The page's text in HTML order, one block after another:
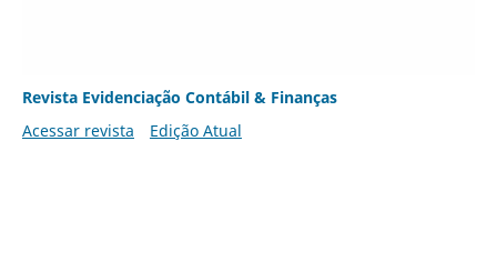
Revista Evidenciação Contábil & Finanças
Acessar revista
Edição Atual